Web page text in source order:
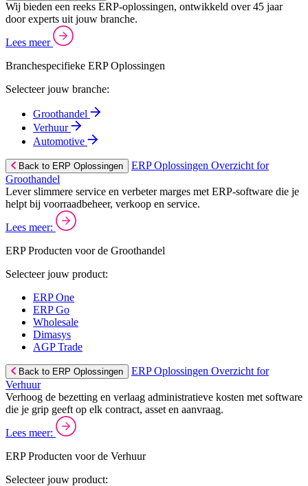
Wij bieden een reeks ERP-oplossingen, ontwikkeld over 45 jaar
door experts uit jouw branche.
Lees meer
Branchespecifieke ERP Oplossingen
Selecteer jouw branche:
Groothandel
Verhuur
Automotive
Back to ERP Oplossingen
ERP Oplossingen Overzicht for
Groothandel
Lever slimmere service en verbeter marges met ERP-software die je
helpt bij voorraadbeheer, verkoop en service.
Lees meer:
ERP Producten voor de Groothandel
Selecteer jouw product:
ERP One
ERP Go
Wholesale
Dimasys
AGP Trade
Back to ERP Oplossingen
ERP Oplossingen Overzicht for
Verhuur
Verhoog de bezetting en verlaag administratieve kosten met software
die je grip geeft op elk contract, asset en aanvraag.
Lees meer:
ERP Producten voor de Verhuur
Selecteer jouw product: